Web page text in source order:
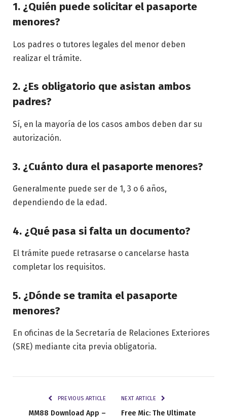
1. ¿Quién puede solicitar el pasaporte
menores?
Los padres o tutores legales del menor deben
realizar el trámite.
2. ¿Es obligatorio que asistan ambos
padres?
Sí, en la mayoría de los casos ambos deben dar su
autorización.
3. ¿Cuánto dura el pasaporte menores?
Generalmente puede ser de 1, 3 o 6 años,
dependiendo de la edad.
4. ¿Qué pasa si falta un documento?
El trámite puede retrasarse o cancelarse hasta
completar los requisitos.
5. ¿Dónde se tramita el pasaporte
menores?
En oficinas de la Secretaría de Relaciones Exteriores
(SRE) mediante cita previa obligatoria.
PREVIOUS ARTICLE
MM88 Download App –
NEXT ARTICLE
Free Mic: The Ultimate